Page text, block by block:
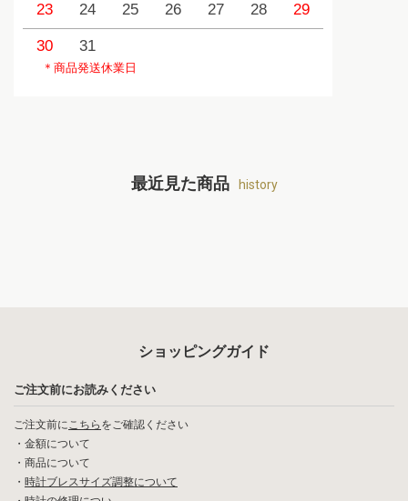
23
24 25 26 27 28 29
30 31
＊商品発送休業日
最近見た商品 history
ショッピングガイド
ご注文前にお読みください
ご注文前にこちら をご確認ください
・ 金額について
・ 商品について
・ 時計ブレスサイズ調整について